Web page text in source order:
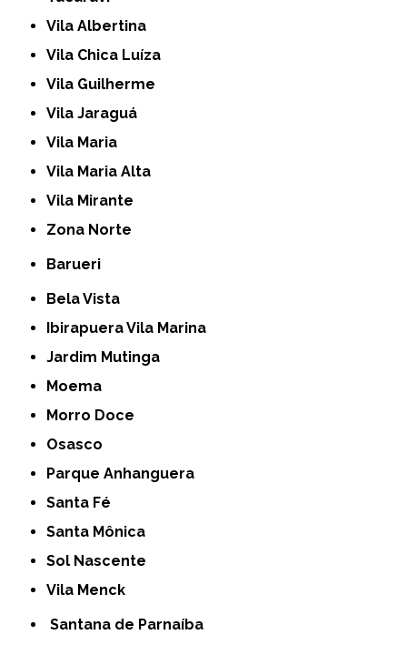
Vila Albertina
Vila Chica Luíza
Vila Guilherme
Vila Jaraguá
Vila Maria
Vila Maria Alta
Vila Mirante
Zona Norte
Barueri
Bela Vista
Ibirapuera Vila Marina
Jardim Mutinga
Moema
Morro Doce
Osasco
Parque Anhanguera
Santa Fé
Santa Mônica
Sol Nascente
Vila Menck
Santana de Parnaíba